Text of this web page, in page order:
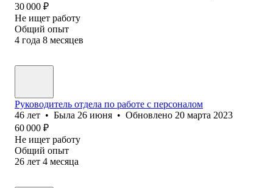
30 000 ₽
Не ищет работу
Общий опыт
4 года 8 месяцев
Руководитель отдела по работе с персоналом
46 лет • Была 26 июня • Обновлено 20 марта 2023
60 000 ₽
Не ищет работу
Общий опыт
26 лет 4 месяца